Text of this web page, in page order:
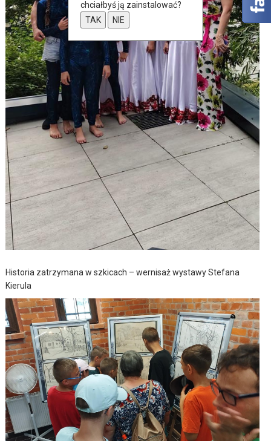
Historia zatrzymana w szkicach – wernisaż wystawy Stefana
Kierula
chciałbyś ją zainstalować?
TAK
NIE